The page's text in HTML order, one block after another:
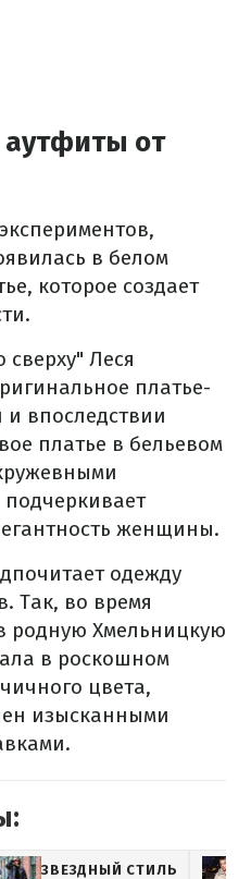
от
в белом
которое создает
Леся
платье-
и впоследствии
платье в бельевом
подчеркивает
женщины.
одежду
Так, во время
родную Хмельницкую
в роскошном
цвета,
изысканными
ЗВЕЗДНЫЙ СТИЛЬ